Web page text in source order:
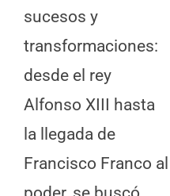
sucesos y
transformaciones:
desde el rey
Alfonso XIII hasta
la llegada de
Francisco Franco al